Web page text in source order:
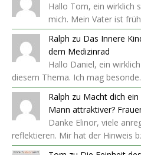
Hallo Tom, ein wirklich
mich. Mein Vater ist
Ralph zu Das Innere
dem Medizinrad
Hallo Daniel, ein
diesem Thema. Ich mag
Ralph zu Macht dich
Mann attraktiver?
Danke Elinor, viele
reflektieren. Mir hat der Hinweis